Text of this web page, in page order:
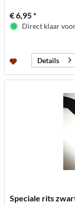
€ 6,95 *
Direct klaar
Details
Speciale rits